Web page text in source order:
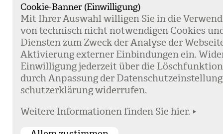
Cookie-Banner (Einwilligung)
Mit Ihrer Aus­wahl wil­li­gen Sie in die
von tech­nisch nicht not­wen­di­gen Coo­kies
Diens­ten zum Zweck der Ana­lyse der
Akti­vie­rung exter­ner Ein­bin­dun­gen ein.
Ein­wil­li­gung jeder­zeit über die
durch Anpas­sung der
schutz­er­klä­rung wider­ru­fen.
Weitere Informationen finden Sie hier.